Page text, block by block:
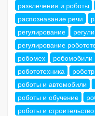
развлечения и роботы
распознавание речи
регулирование
регулирование
робомех
робомобили
робототехника
роботы и автомобили
роботы и обучение
роботы и строительство